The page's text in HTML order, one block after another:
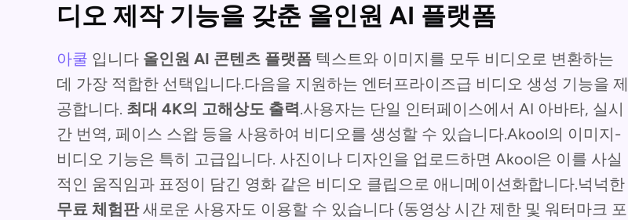
디오 제작 기능을 갖춘 올인원 AI 플랫폼
아쿨 입니다 올인원 AI 콘텐츠 플랫폼 텍스트와 이미지를 모두 비디오로 변환하는
데 가장 적합한 선택입니다.다음을 지원하는 엔터프라이즈급 비디오 생성 기능을 제
공합니다. 최대 4K의 고해상도 출력.사용자는 단일 인터페이스에서 AI 아바타, 실시
간 번역, 페이스 스왑 등을 사용하여 비디오를 생성할 수 있습니다.Akool의 이미지-
비디오 기능은 특히 고급입니다. 사진이나 디자인을 업로드하면 Akool은 이를 사실
적인 움직임과 표정이 담긴 영화 같은 비디오 클립으로 애니메이션화합니다.넉넉한
무료 체험판새로운 사용자도 이용할 수 있습니다 (동영상 시간 제한 및 워터마크 포